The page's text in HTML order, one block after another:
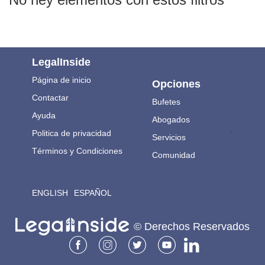
LegalInside
Página de inicio
Contactar
Ayuda
Politica de privacidad
Términos y Condiciones
ENGLISH ESPAÑOL
Opciones
Bufetes
Abogados
Servicios
Comunidad
.
© Derechos Reservados